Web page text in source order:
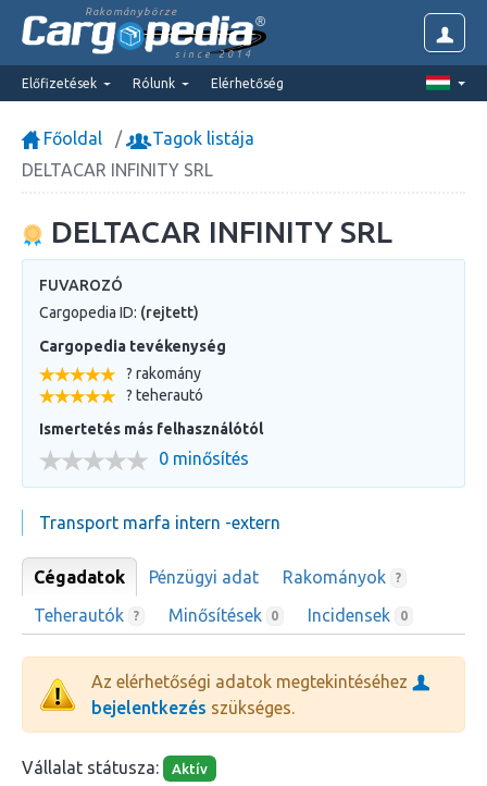
Rakománybörze
since 2014
Előfizetések Rólunk Elérhetőség
Főoldal
Tagok listája
DELTACAR INFINITY SRL
DELTACAR INFINITY SRL
FUVAROZÓ
Cargopedia ID: (rejtett)
Cargopedia tevékenység
? rakomány
? teherautó
Ismertetés más felhasználótól
0 minősítés
Transport marfa intern -extern
Cégadatok Pénzügyi adat Rakományok ?
Teherautók ? Minősítések 0 Incidensek 0
Az elérhetőségi adatok megtekintéséhez
bejelentkezés szükséges.
Vállalat státusza: Aktív